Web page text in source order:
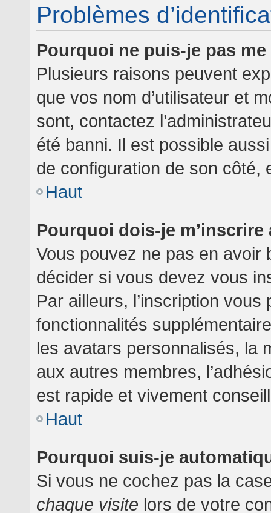
Problèmes
Pourquoi ne puis-je pas
Plusieurs raisons peuvent
que vos nom d’utilisateur et
sont, contactez
été banni. Il est possible
de configuration de son côté,
Haut
Pourquoi dois-je
Vous pouvez ne pas en avoir
décider si vous devez vous
Par ailleurs, l’inscription
fonctionnalités
les avatars personnalisés, la
aux autres membres,
est rapide et vivement
Haut
Pourquoi suis-je
Si vous ne cochez pas la
chaque visite lors de votre